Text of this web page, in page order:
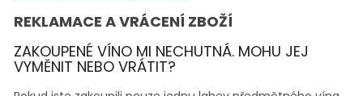
REKLAMACE A VRÁCENÍ ZBOŽÍ
ZAKOUPENÉ VÍNO MI NECHUTNÁ. MOHU JEJ
VYMĚNIT NEBO VRÁTIT?